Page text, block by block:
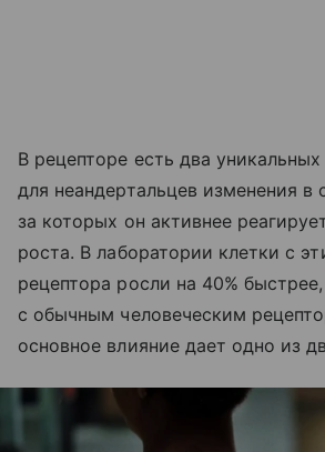
В рецепторе есть два уникальных
для неандертальцев изменения в
за которых он активнее
роста. В лаборатории клетки с
рецептора росли на 40%
с обычным человеческим
основное влияние дает одно из